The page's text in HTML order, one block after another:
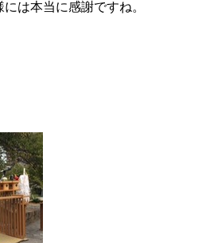
は本当に感謝ですね。